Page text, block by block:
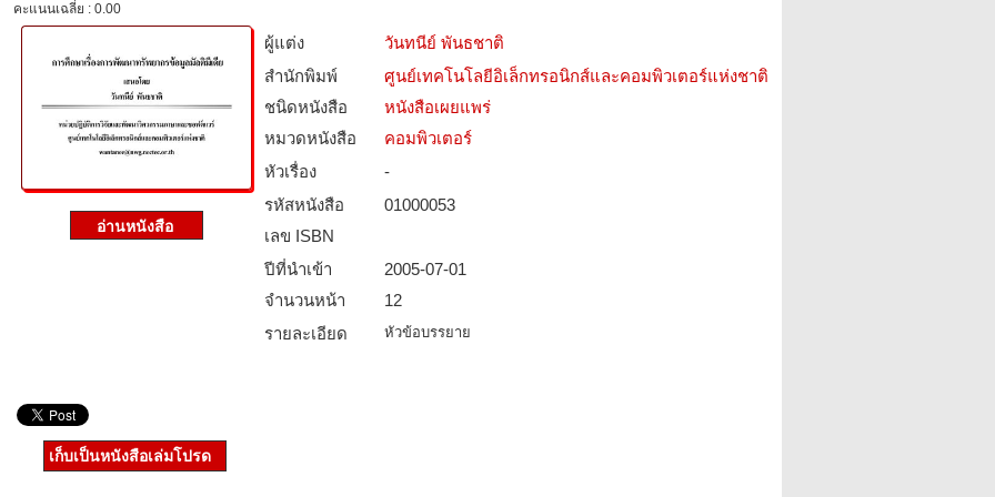
คะแนนเฉลี่ย : 0.00
ผู้แต่ง
วันทนีย์ พันธชาติ
สำนักพิมพ์
ศูนย์เทคโนโลยีอิเล็กทรอนิกส์และคอมพิวเตอร์แห่งชาติ
ชนิดหนังสือ­
หนังสือเผยแพร่
หมวดหนังสือ­
คอมพิวเตอร์
หัวเรื่อง
-
รหัสหนังสือ­
01000053
เลข ISBN
ปีที่นำเข้า
2005-07-01
จำนวนหน้า
12
รายละเอียด
หัวข้อบรรยาย
เก็บเป็นหนังสือเล่มโปรด